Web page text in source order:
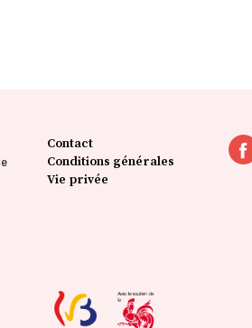
Contact
Conditions générales
Vie privée